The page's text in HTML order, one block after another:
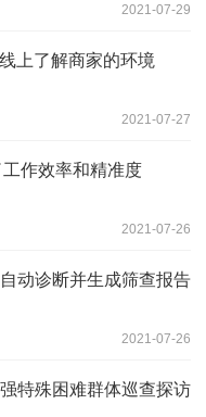
2021-07-29
上了解商家的环境
2021-07-27
工作效率和精准度
2021-07-26
动诊断并生成筛查报告
2021-07-26
特殊困难群体巡查探访